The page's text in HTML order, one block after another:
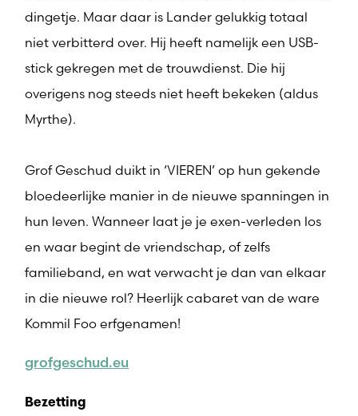
dingetje. Maar daar is Lander gelukkig totaal
niet verbitterd over. Hij heeft namelijk een USB-
stick gekregen met de trouwdienst. Die hij
overigens nog steeds niet heeft bekeken (aldus
Myrthe).
Grof Geschud duikt in ‘VIEREN’ op hun gekende
bloedeerlijke manier in de nieuwe spanningen in
hun leven. Wanneer laat je je exen-verleden los
en waar begint de vriendschap, of zelfs
familieband, en wat verwacht je dan van elkaar
in die nieuwe rol? Heerlijk cabaret van de ware
Kommil Foo erfgenamen!
grofgeschud.eu
Bezetting